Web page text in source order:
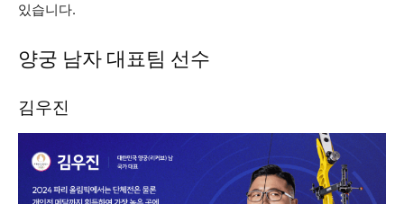
있습니다.
양궁 남자 대표팀 선수
김우진